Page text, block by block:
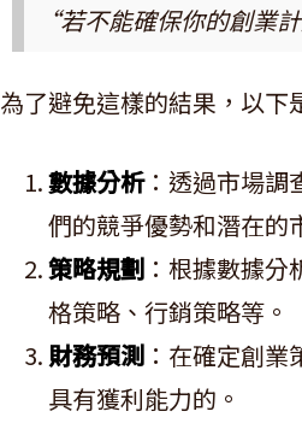
“若不能確保你的創業
為了避免這樣的結果，以下
數據分析：透過市場調
們的競爭優勢和潛在的
策略規劃 ：根據數據
格策略、行銷策略等。
財務預測 ：在確定創
具有獲利能力的。